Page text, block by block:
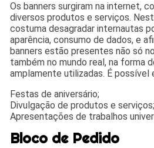
Os banners surgiram na internet,
diversos produtos e serviços.
costuma desagradar internautas
aparência, consumo de dados, e
banners estão presentes não só
também no mundo real, na forma
amplamente utilizadas. É possível
Festas de aniversário;
Divulgação de produtos e serviços;
Apresentações de trabalhos
Bloco de Pedido